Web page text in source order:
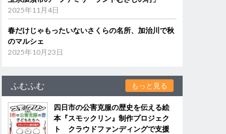
2025年11月4日
春だけじゃもったいないさくらの名所、加治川で秋
のマルシェ
2025年10月23日
ふむふむ もっと見る
四日市の公害克服の歴史を伝える絵
本『スモックリン』制作プロジェク
ト クラウドファンディングで支援